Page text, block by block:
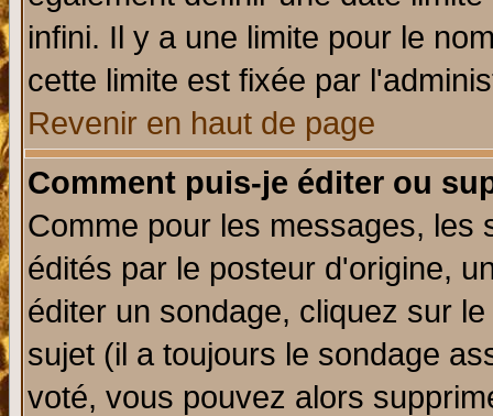
infini. Il y a une limite pour le
cette limite est fixée par
Revenir en haut de page
Comment puis-je éditer ou
Comme pour les messages, les
édités par le posteur d'origine,
éditer un sondage, cliquez sur
sujet (il a toujours le sondage
voté, vous pouvez alors